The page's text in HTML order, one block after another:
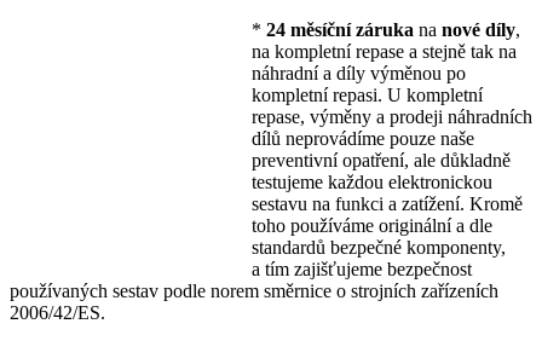
* 24 měsíční záruka na nové díly,
na kompletní repase a stejně tak na
náhradní a díly výměnou po
kompletní repasi. U kompletní
repase, výměny a prodeji náhradních
dílů neprovádíme pouze naše
preventivní opatření, ale důkladně
testujeme každou elektronickou
sestavu na funkci a zatížení. Kromě
toho používáme originální a dle
standardů bezpečné komponenty,
a tím zajišťujeme bezpečnost
používaných sestav podle norem směrnice o strojních zařízeních
2006/42/ES.